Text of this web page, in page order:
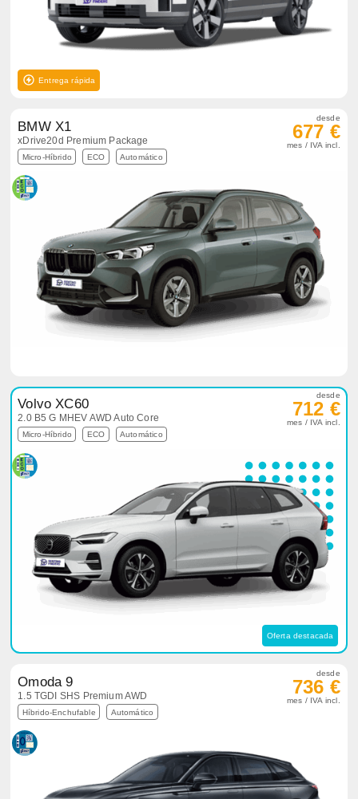
Entrega rápida
BMW X1
xDrive20d Premium Package
Micro-Híbrido ECO Automático
desde
677 €
mes / IVA incl.
Volvo XC60
2.0 B5 G MHEV AWD Auto Core
Micro-Híbrido ECO Automático
desde
712 €
mes / IVA incl.
Oferta destacada
Omoda 9
1.5 TGDI SHS Premium AWD
Híbrido-Enchufable Automático
desde
736 €
mes / IVA incl.